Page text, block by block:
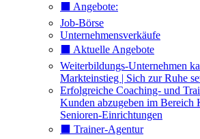
⬛️ Angebote:
Job-Börse
Unternehmensverkäufe
⬛️ Aktuelle Angebote
Weiterbildungs-Unternehmen
Markteinstieg | Sich zur Ruhe
Erfolgreiche Coaching- und
Kunden abzugeben im Bereich
Senioren-Einrichtungen
⬛️ Trainer-Agentur